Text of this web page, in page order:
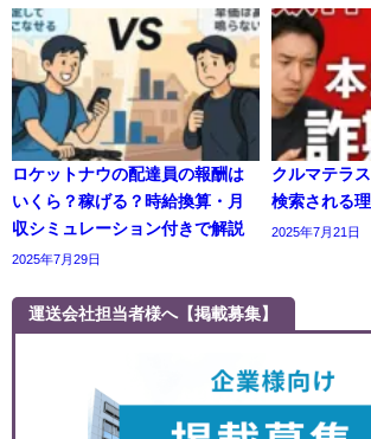
ロケットナウの配達員の報酬は
いくら？稼げる？時給換算・月
収シミュレーション付きで解説
2025年7月29日
クルマテラ
検索される
2025年7月21日
運送会社担当者様へ【掲載募集】